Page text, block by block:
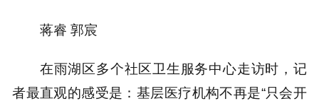
蒋睿 郭宸
在雨湖区多个社区卫生服务中心走访时，记
者最直观的感受是：基层医疗机构不再是“只会开